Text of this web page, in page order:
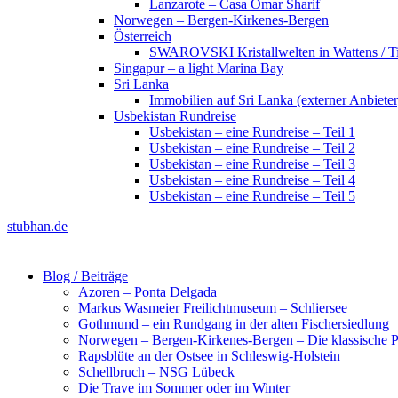
Lanzarote – Casa Omar Sharif
Norwegen – Bergen-Kirkenes-Bergen
Österreich
SWAROVSKI Kristallwelten in Wattens /
Singapur – a light Marina Bay
Sri Lanka
Immobilien auf Sri Lanka (externer
Usbekistan Rundreise
Usbekistan – eine Rundreise – Teil 1
Usbekistan – eine Rundreise – Teil 2
Usbekistan – eine Rundreise – Teil 3
Usbekistan – eine Rundreise – Teil 4
Usbekistan – eine Rundreise – Teil 5
stubhan.de
Blog / Beiträge
Azoren – Ponta Delgada
Markus Wasmeier Freilichtmuseum – Schliersee
Gothmund – ein Rundgang in der alten Fischersiedlung
Norwegen – Bergen-Kirkenes-Bergen – Die klassische
Rapsblüte an der Ostsee in Schleswig-Holstein
Schellbruch – NSG Lübeck
Die Trave im Sommer oder im Winter